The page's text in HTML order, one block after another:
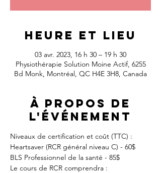
Heure et lieu
03 avr. 2023, 16 h 30 – 19 h 30
Physiothérapie Solution Moine Actif, 6255
Bd Monk, Montréal, QC H4E 3H8, Canada
À propos de
l'événement
Niveaux de certification et coût (TTC) :
Heartsaver (RCR général niveau C) - 60$
BLS Professionnel de la santé - 85$
Le cours de RCR comprendra :